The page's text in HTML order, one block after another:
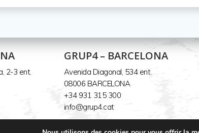
2-3 ent.
GRUP4 – BARCELONA
Avenida Diagonal, 534 ent.
08006 BARCELONA
+34 931 315 300
info@grup4.cat